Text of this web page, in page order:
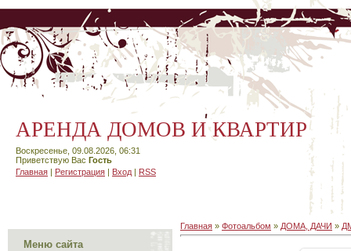
АРЕНДА ДОМОВ И КВАРТИР
Воскресенье, 09.08.2026, 06:31
Приветствую Вас Гость
Главная | Регистрация | Вход | RSS
Меню сайта
Главная » Фотоальбом » ДОМА, ДАЧИ »